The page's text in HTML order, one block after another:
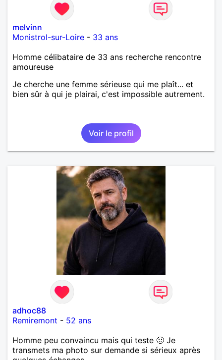
melvinn
Monistrol-sur-Loire - 33 ans
Homme célibataire de 33 ans recherche rencontre
amoureuse
Je cherche une femme sérieuse qui me plaît... et
bien sûr à qui je plairai, c'est impossible autrement.
Voir le profil
adhoc88
Remiremont - 52 ans
Homme peu convaincu mais qui teste 🙂 Je
transmets ma photo sur demande si sérieux après